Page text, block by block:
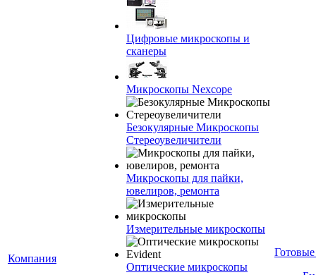
Компания
Цифровые микроскопы и
сканеры
Микроскопы Nexcope
Безокулярные Микроскопы
Стереоувеличители
Микроскопы для пайки,
ювелиров, ремонта
Измерительные микроскопы
Оптические микроскопы